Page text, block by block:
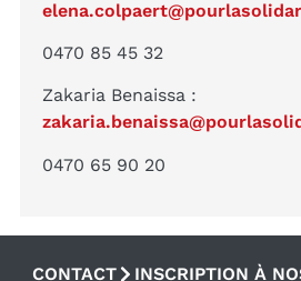
0470 85 45 32
Zakaria Benaissa :
0470 65 90 20
CONTACT INSCRIPTION À